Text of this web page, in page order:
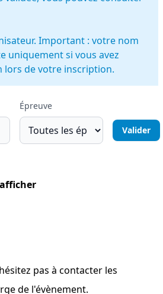
Important : votre nom
uniquement si vous avez
lors de votre inscription.
Épreuve
pas à contacter les
de l'évènement.